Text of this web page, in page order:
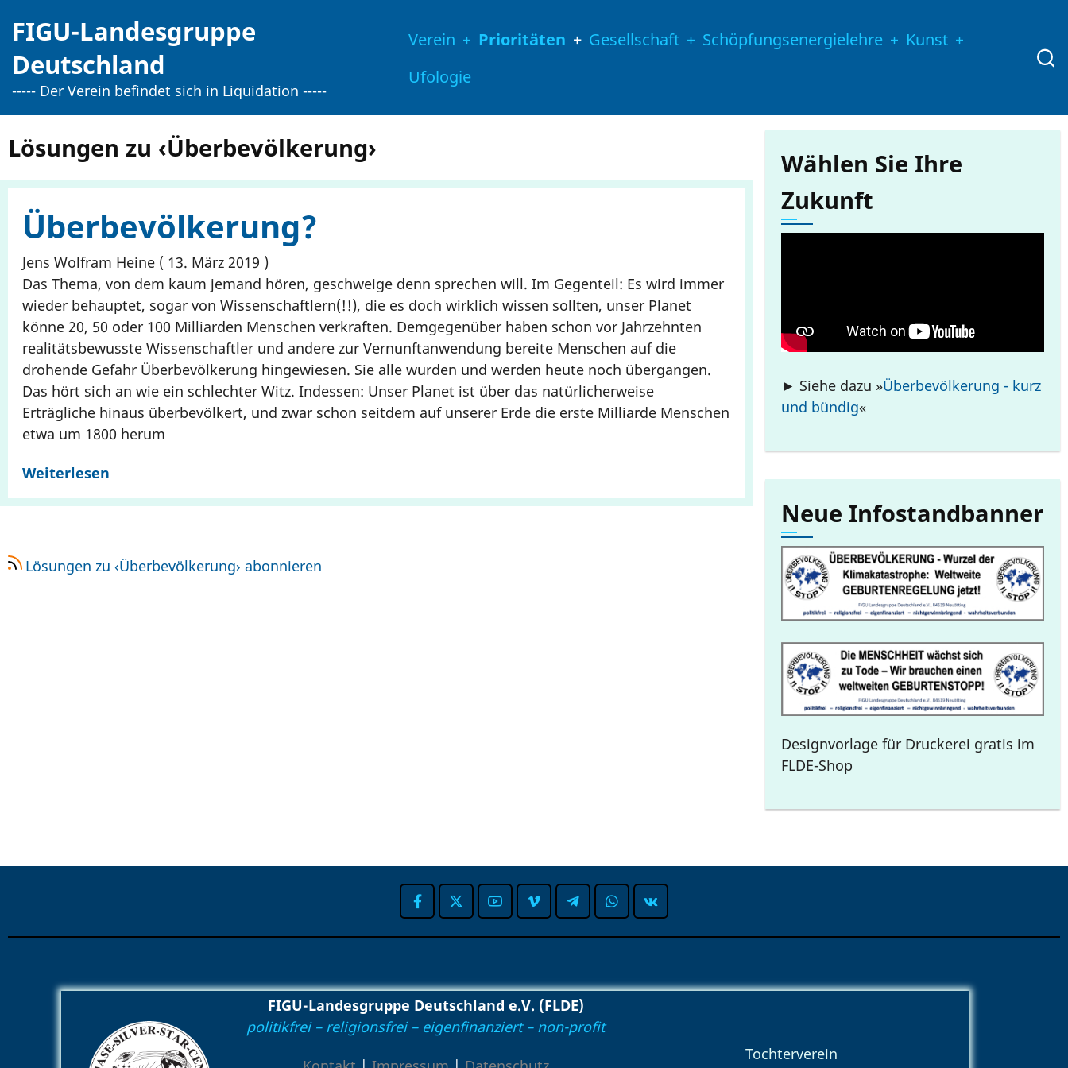
zum
Inhalt
FIGU-Landesgruppe
Deutschland
----- Der Verein befindet sich in Liquidation -----
Hauptnavigation
Verein Prioritäten Gesellschaft Schöpfungsenergielehre
Kunst
Ufologie
Lösungen zu ‹Überbevölkerung›
Überbevölkerung?
Jens Wolfram Heine
13. März 2019
Das Thema, von dem kaum jemand hören, geschweige denn sprechen will. Im Gegenteil: Es wird immer
wieder behauptet, sogar von Wissenschaftlern(!!), die es doch wirklich wissen sollten, unser Planet
könne 20, 50 oder 100 Milliarden Menschen verkraften. Demgegenüber haben schon vor Jahrzehnten
realitätsbewusste Wissenschaftler und andere zur Vernunftanwendung bereite Menschen auf die
drohende Gefahr Überbevölkerung hingewiesen. Sie alle wurden und werden heute noch übergangen.
Das hört sich an wie ein schlechter Witz. Indessen: Unser Planet ist über das natürlicherweise
Erträgliche hinaus überbevölkert, und zwar schon seitdem auf unserer Erde die erste Milliarde Menschen
etwa um 1800 herum
Weiterlesen
Lösungen zu ‹Überbevölkerung› abonnieren
Wählen Sie Ihre
Zukunft
► Siehe dazu »Überbevölkerung - kurz
und bündig«
Neue Infostandbanner
Designvorlage für Druckerei gratis im
FLDE-Shop
FIGU-Landesgruppe Deutschland e.V. (FLDE)
politikfrei – religionsfrei – eigenfinanziert – non-profit
Tochterverein